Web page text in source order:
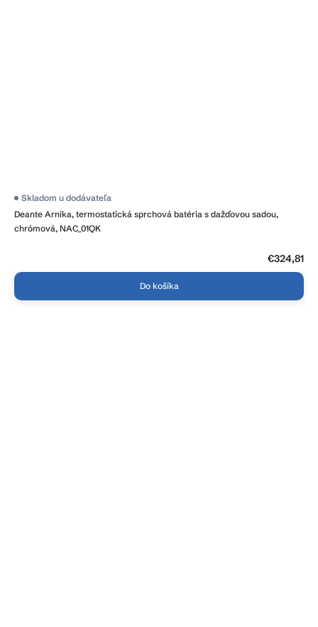
Deante Arnika, termostatická sprchová batéria s dažďovou sadou,
chrómová, NAC_01QK
Skladom u dodávateľa
€324,81
Do košíka